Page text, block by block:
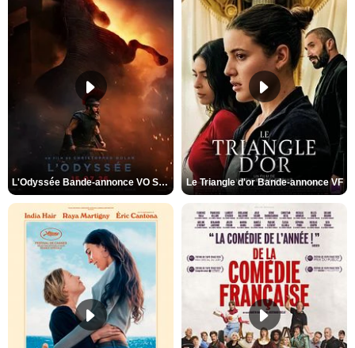
L'Odyssée Bande-annonce VO STFR Le Triangle d'or Bande-annonce VF